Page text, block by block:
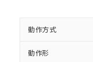
動作方式
動作形